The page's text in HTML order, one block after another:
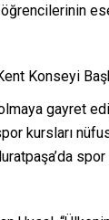
Konseyi
gayret
kursları